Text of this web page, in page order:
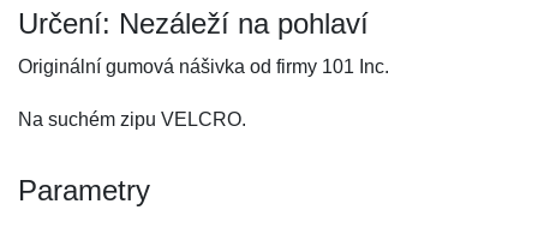
Určení: Nezáleží na pohlaví
Originální gumová nášivka od firmy 101 Inc.
Na suchém zipu VELCRO.
Parametry